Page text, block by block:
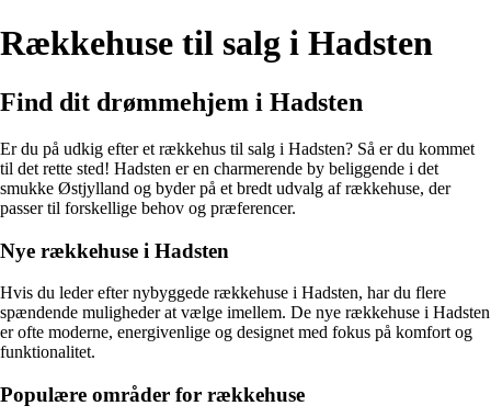
Rækkehuse til salg i Hadsten
Find dit drømmehjem i Hadsten
Er du på udkig efter et rækkehus til salg i Hadsten? Så er du kommet
til det rette sted! Hadsten er en charmerende by beliggende i det
smukke Østjylland og byder på et bredt udvalg af rækkehuse, der
passer til forskellige behov og præferencer.
Nye rækkehuse i Hadsten
Hvis du leder efter nybyggede rækkehuse i Hadsten, har du flere
spændende muligheder at vælge imellem. De nye rækkehuse i Hadsten
er ofte moderne, energivenlige og designet med fokus på komfort og
funktionalitet.
Populære områder for rækkehuse